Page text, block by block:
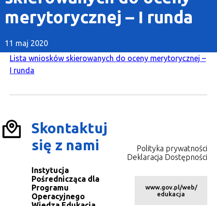
merytorycznej – I runda
11 maj 2020
Lista wniosków skierowanych do oceny merytorycznej –
I runda
Skontaktuj
się z nami
Instytucja
Pośrednicząca dla
Programu
Operacyjnego
Polityka prywatności
Deklaracja Dostępności
www.gov.pl/web/
edukacja